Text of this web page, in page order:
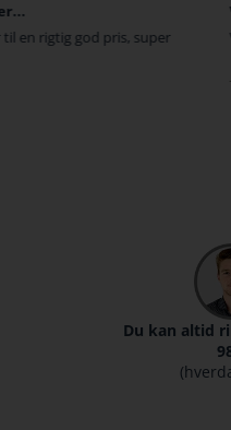
Varen kom som aftalt ...
Du kan altid